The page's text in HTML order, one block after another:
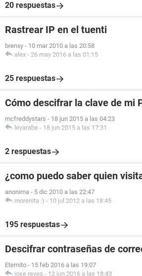
20 respuestas
Rastrear IP en el tuenti
brenxy - 10 mar 2010 a las 20:58
alex - 26 may 2016 a las 01:15
25 respuestas
Cómo descifrar la clave de mi
mcfreddystars - 18 jun 2015 a las 04:23
leyarabe - 18 jun 2015 a las 17:31
2 respuestas
¿como puedo saber quien
anonima - 5 dic 2010 a las 22:47
morenita :) - 10 jul 2012 a las 18:45
195 respuestas
Descifrar contraseñas de
Eternito - 15 feb 2016 a las 19:07
jose reyes - 12 jun 2016 a las 18:43